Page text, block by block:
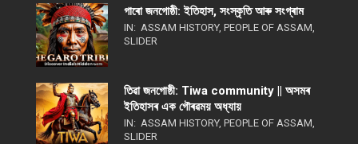
গাৰো জনগোষ্ঠী: ইতিহাস, সংস্কৃতি আৰু সংগ্ৰাম
IN: ASSAM HISTORY, PEOPLE OF ASSAM,
SLIDER
তিৱা জনগোষ্ঠী: Tiwa community || অসমৰ
ইতিহাসৰ এক গৌৰৱময় অধ্যায়
IN: ASSAM HISTORY, PEOPLE OF ASSAM,
SLIDER